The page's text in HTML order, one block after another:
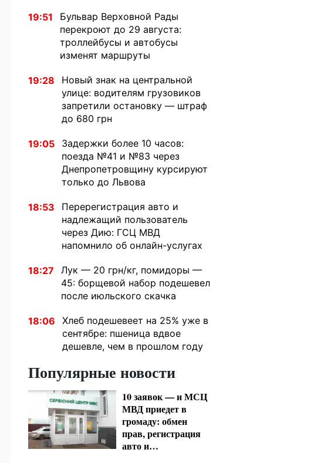
19:51
Бульвар Верховной Рады
перекроют до 29 августа:
троллейбусы и автобусы
изменят маршруты
19:28
Новый знак на центральной
улице: водителям грузовиков
запретили остановку — штраф
до 680 грн
19:05
Задержки более 10 часов:
поезда №41 и №83 через
Днепропетровщину курсируют
только до Львова
18:53
Перерегистрация авто и
надлежащий пользователь
через Дию: ГСЦ МВД
напомнило об онлайн-услугах
18:27
Лук — 20 грн/кг, помидоры —
45: борщевой набор подешевел
после июльского скачка
18:06
Хлеб подешевеет на 25% уже в
сентябре: пшеница вдвое
дешевле, чем в прошлом году
Популярные новости
10 заявок — и МСЦ
МВД приедет в
громаду: обмен
прав, регистрация
авто и